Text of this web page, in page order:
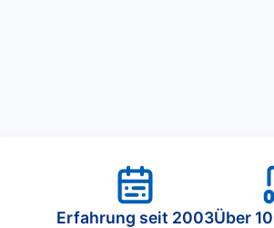
Erfahrung seit 2003Über